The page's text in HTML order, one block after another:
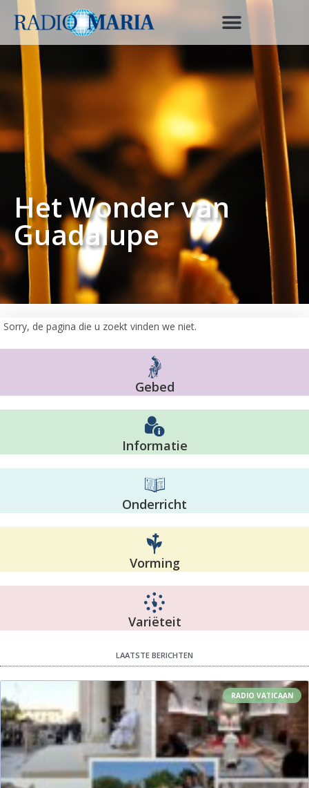
Het Wonder van
Guadalupe
Sorry, de pagina die u zoekt vinden we niet.
Gebed
Informatie
Onderricht
Vorming
Variëteit
LAATSTE BERICHTEN
RADIO VATICAAN